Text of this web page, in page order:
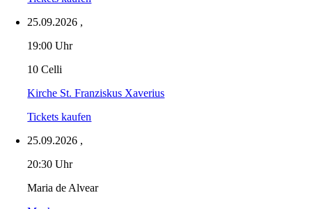
25.09.2026 ,
19:00 Uhr
10 Celli
Kirche St. Franziskus Xaverius
Tickets kaufen
25.09.2026 ,
20:30 Uhr
Maria de Alvear